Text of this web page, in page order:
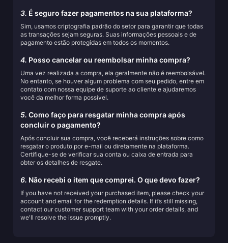
3. É seguro fazer pagamentos na sua plataforma?
Sim, usamos criptografia padrão do setor para garantir que todas
as transações sejam seguras. Suas informações pessoais e de
pagamento estão protegidas em todos os momentos.
4. Posso cancelar ou reembolsar minha compra?
Uma vez realizada a compra, ela geralmente não é reembolsável.
No entanto, se houver algum problema com seu pedido, entre em
contato com nossa equipe de suporte ao cliente e ajudaremos
você da melhor forma possível.
5. Como faço para resgatar minha compra após
concluir o pagamento?
Após concluir sua compra, você receberá instruções sobre como
resgatar o produto por e-mail ou diretamente na plataforma.
Certifique-se de verificar sua conta ou caixa de entrada para
obter os detalhes de resgate.
6. Não recebi o item que comprei. O que devo fazer?
If you have not received your purchased item, please check your
account and email for the redemption details. If it’s still missing,
contact our customer support team with your order details, and
we'll resolve the issue promptly.